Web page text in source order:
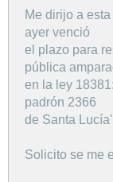
Me dirijo a
ayer venció
el plazo para
pública
en la ley
padrón 2366
de Santa
Solicito se me